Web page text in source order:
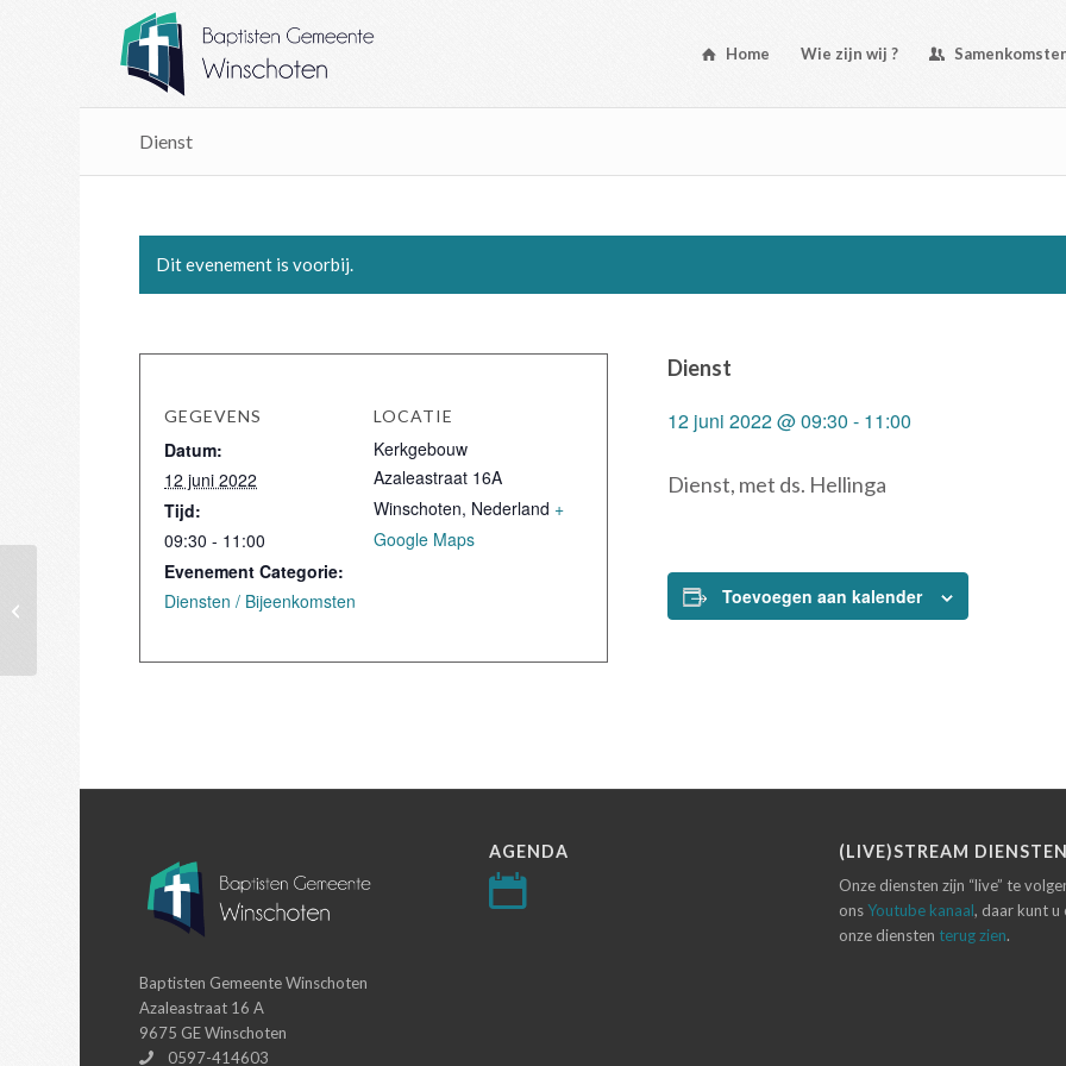
Home Wie zijn wij ?
Dienst
Dit evenement is voorbij.
Dienst
12 juni 2022 @ 09:30 - 11:00
Dienst, met ds. Hellinga
Toevoegen aan kalender
GEGEVENS
Datum:
12 juni 2022
Tijd:
09:30 - 11:00
Evenement Categorie:
Diensten / Bijeenkomsten
LOCATIE
Kerkgebouw
Azaleastraat 16A
Winschoten, Nederland +
Google Maps
Baptisten Gemeente Winschoten
Azaleastraat 16 A
9675 GE Winschoten
0597-414603
AGENDA (LIVE)STREAM DIENSTEN
Onze diensten zijn “live” te
onsYoutube kanaal, daar kunt u
onze diensten terug zien.
Dienst (eerste pinksterdag)